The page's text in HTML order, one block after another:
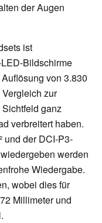
der Augen
ist
Bildschirme
von 3.830
zur
ganz
verbreitert haben.
und der DCI-P3-
werden
Wiedergabe.
wobei dies für
Millimeter und